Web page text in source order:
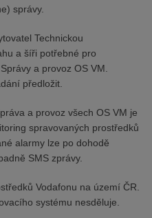
správy.
Technickou
a šíři potřebné pro
a provoz OS VM.
předložit.
a provoz všech OS VM je
spravovaných prostředků
alarmy lze po dohodě
SMS zprávy.
Vodafonu na území ČR.
systému nesděluje.